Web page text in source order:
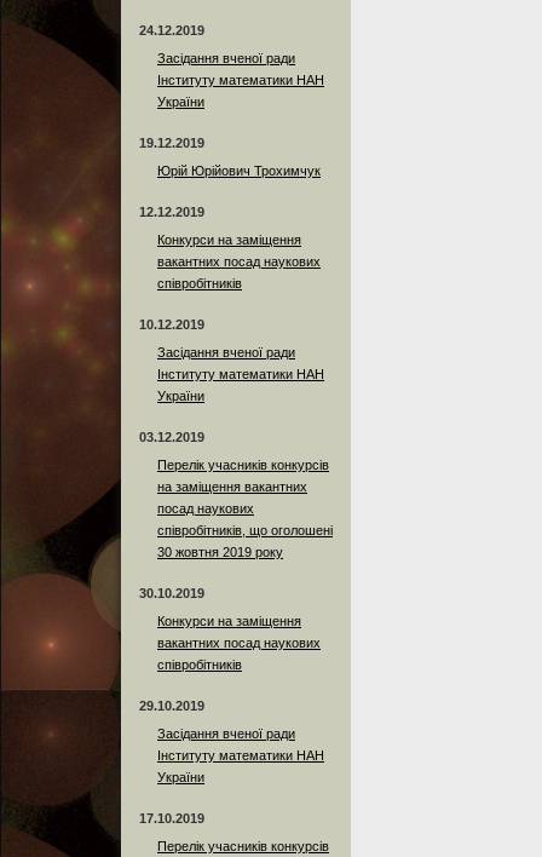
24.12.2019
Засідання вченої ради
Інституту математики НАН
України
19.12.2019
Юрій Юрійович Трохимчук
12.12.2019
Конкурси на заміщення
вакантних посад наукових
співробітників
10.12.2019
Засідання вченої ради
Інституту математики НАН
України
03.12.2019
Перелік учасників конкурсів
на заміщення вакантних
посад наукових
співробітників, що оголошені
30 жовтня 2019 року
30.10.2019
Конкурси на заміщення
вакантних посад наукових
співробітників
29.10.2019
Засідання вченої ради
Інституту математики НАН
України
17.10.2019
Перелік учасників конкурсів